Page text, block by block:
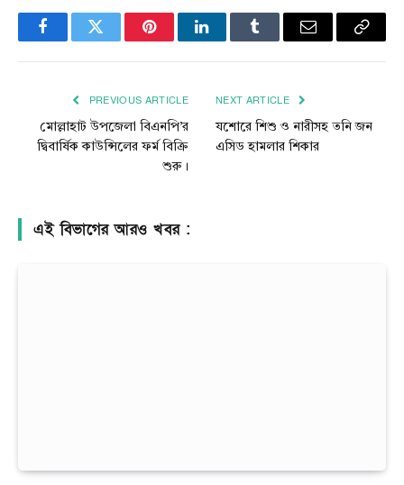
FacebookTwitter PinterestLinkedInTumblr Email
Copy
PREVIOUS ARTICLE
মোল্লাহাট উপজেলা বিএনপি’র
দ্বিবার্ষিক কাউন্সিলের ফর্ম বিক্রি
শুরু।
NEXT ARTICLE
যশোরে শিশু ও নারীসহ তনি জন
এসিড হামলার শিকার
এই বিভাগের আরও খবর :